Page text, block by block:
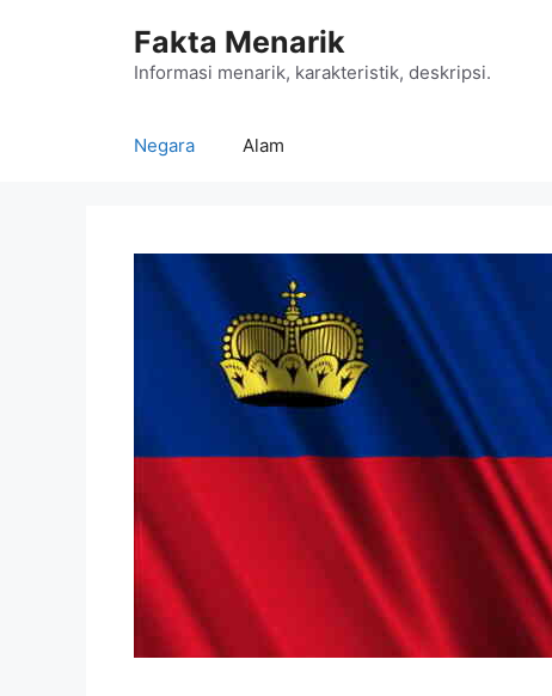
Fakta Menarik
Informasi menarik, karakteristik, deskripsi.
Negara Alam